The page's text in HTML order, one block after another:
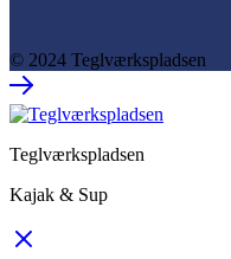
© 2024 Teglværkspladsen
Teglværkspladsen
Kajak & Sup